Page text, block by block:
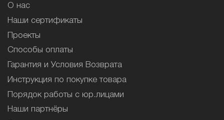
О нас
Наши сертификаты
Проекты
Способы оплаты
Гарантия и Условия Возврата
Инструкция по покупке товара
Порядок работы с юр.лицами
Наши партнёры